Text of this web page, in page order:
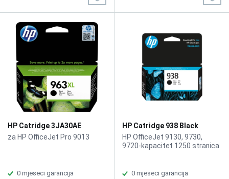
HP Catridge 3JA30AE
No.963XL Black
za HP OfficeJet Pro 9013
0 mjeseci garancija
HP Catridge 938 Black
HP OfficeJet 9130, 9730,
9720-kapacitet 1250 stranica
0 mjeseci garancija